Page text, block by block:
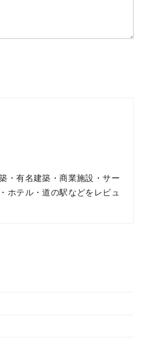
・有名建築・商業施設・サー
ホテル・道の駅などをレビュ